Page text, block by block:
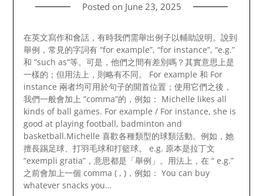
Posted on June 23, 2025
在英文寫作和會話，有時我們需舉出例子以輔助說明。說到
舉例，常見的字詞有 “for example”, “for instance”, “e.g.”
和 ”such as”等。可是，他們之間有差別嗎？其實意思上是
一樣的；但用法上，則略有不同。 For example 和 For
instance 兩者均可用於句子的開首位置；使用它們之後，
我們一般會加上 ”comma”的，例如： Michelle likes all
kinds of ball games. For example / For instance, she is
good at playing football, badminton and
basketball.Michelle 喜歡各種類型的球類活動。例如，她
擅長踢足球、打羽毛球和打籃球。 e.g. 原本是拉丁文
“exempli gratia”，意思都是「舉例」。用法上，在 “ e.g.”
之前會加上一個 comma ( , )，例如： You can buy
whatever snacks you…